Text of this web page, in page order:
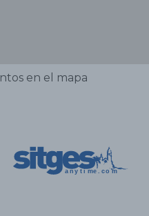
en el mapa